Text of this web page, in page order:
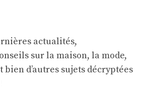
actualités,
sur la maison, la mode,
bien d’autres sujets décryptées